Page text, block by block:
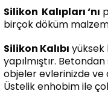
Silikon Kalıpları ‘nı
birçok döküm
Silikon Kalıbı yüksek
yapılmıştır.
objeler evlerinizde ve
Üstelik enhobim ile